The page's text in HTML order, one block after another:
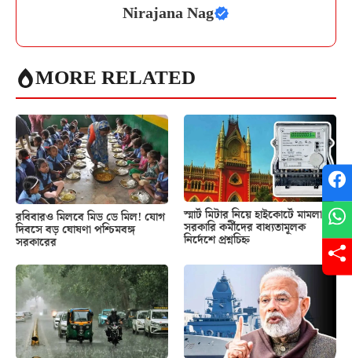
Nirajana Nag
MORE RELATED
রবিবারও মিলবে মিড ডে মিল! যোগ
দিবসে বড় ঘোষণা পশ্চিমবঙ্গ
সরকারের
স্মার্ট মিটার নিয়ে হাইকোর্টে মামলা!
সরকারি কর্মীদের বাধ্যতামূলক
নির্দেশে প্রশ্নচিহ্ন